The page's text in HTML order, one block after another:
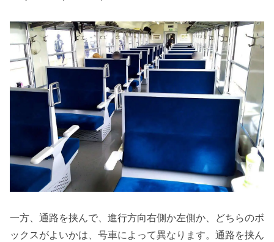
一方、通路を挟んで、進行方向右側か左側か、どちらのボ
ックスがよいかは、号車によって異なります。通路を挟ん